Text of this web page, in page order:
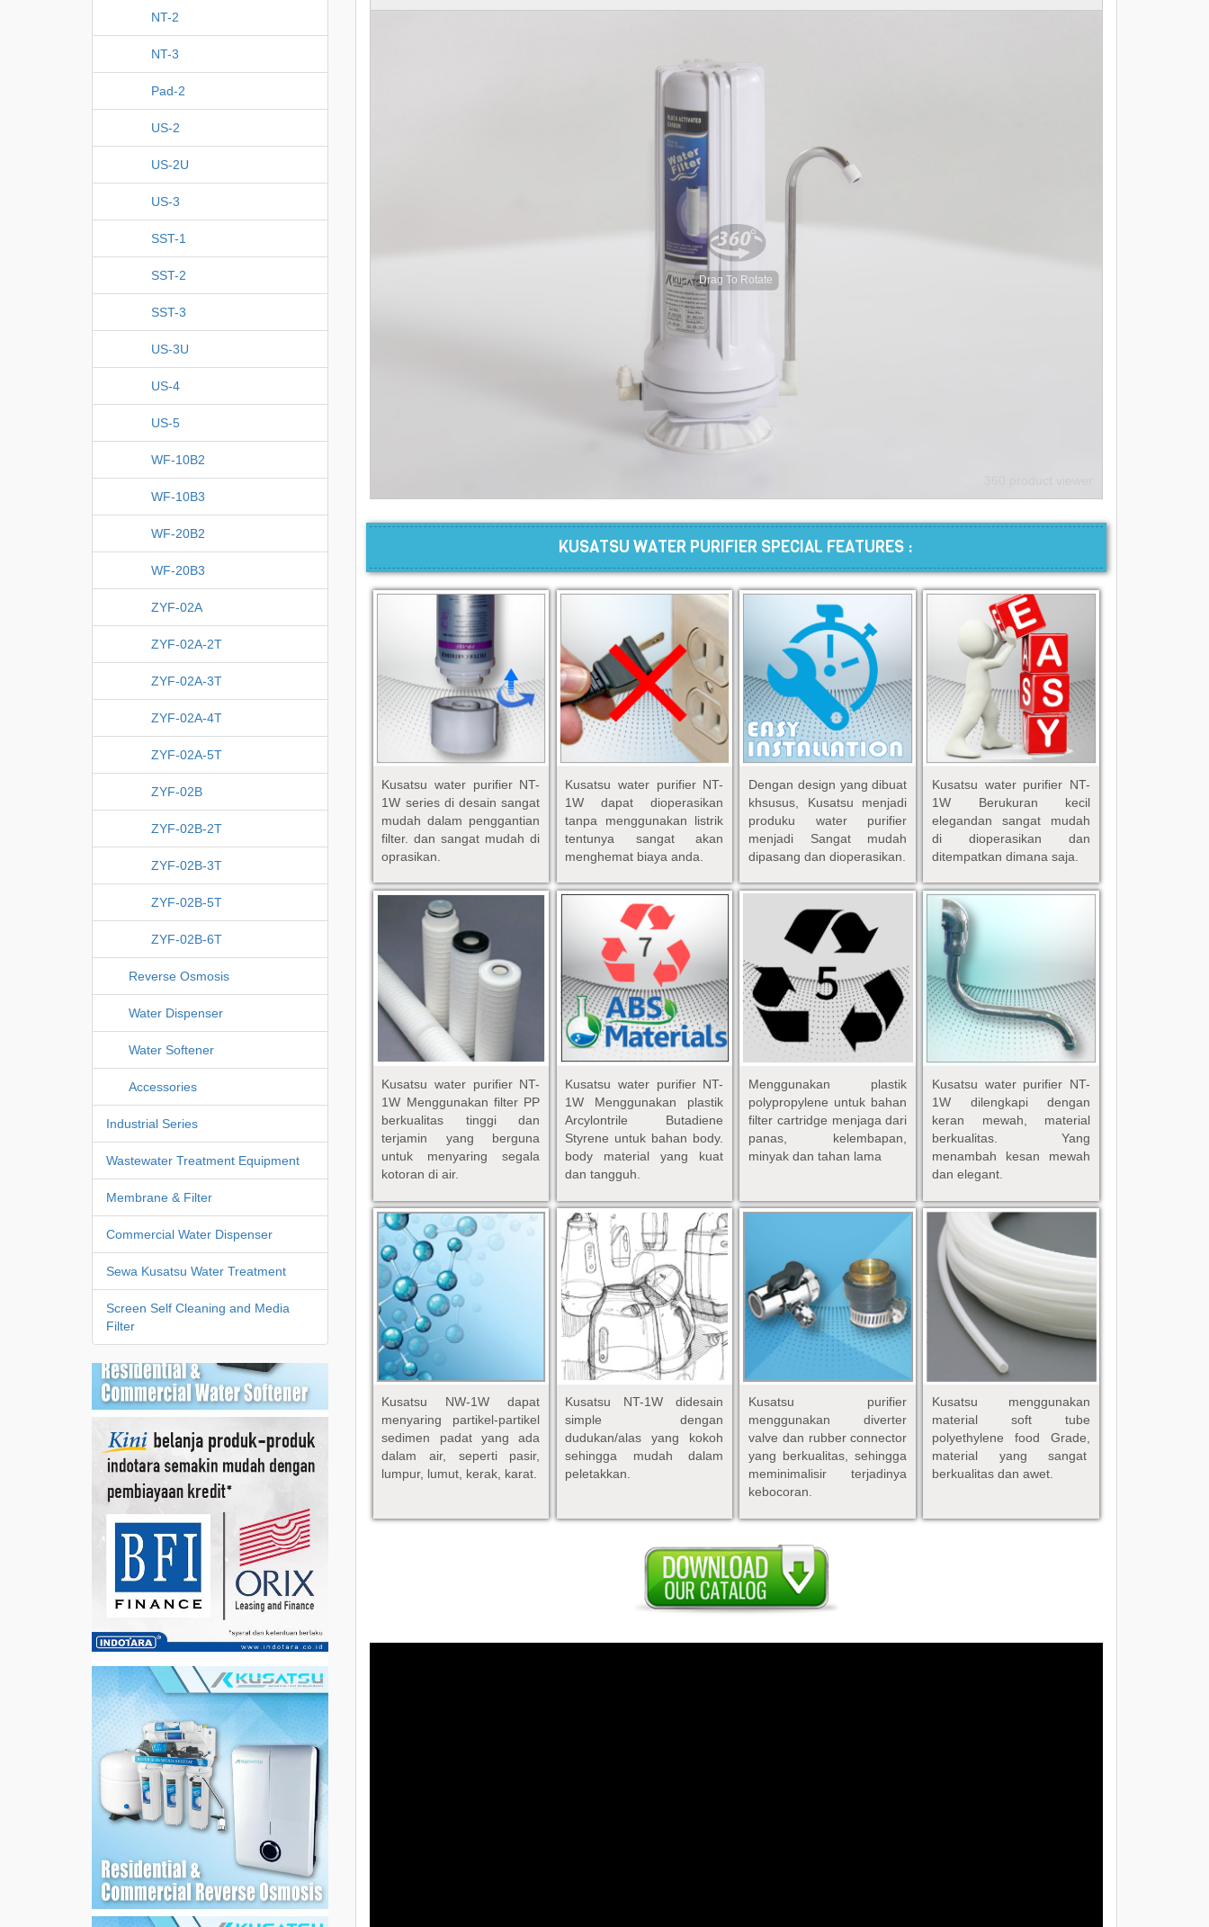
Drag To Rotate
KUSATSU WATER PURIFIER SPECIAL FEATURES :
Kusatsu water purifier NT-
1W series di desain sangat
mudah dalam penggantian
filter. dan sangat mudah di
oprasikan.
Kusatsu water purifier NT-
1W dapat dioperasikan
tanpa menggunakan listrik
tentunya sangat akan
menghemat biaya anda.
Dengan design yang dibuat
khsusus, Kusatsu menjadi
produku water purifier
menjadi Sangat mudah
dipasang dan dioperasikan.
Kusatsu water purifier NT-
1W Berukuran kecil
elegandan sangat mudah
di dioperasikan dan
ditempatkan dimana saja.
Kusatsu water purifier NT-
1W Menggunakan filter PP
berkualitas tinggi dan
terjamin yang berguna
untuk menyaring segala
kotoran di air.
Kusatsu water purifier NT-
1W Menggunakan plastik
Arcylontrile Butadiene
Styrene untuk bahan body.
body material yang kuat
dan tangguh.
Menggunakan plastik
polypropylene untuk bahan
filter cartridge menjaga dari
panas, kelembapan,
minyak dan tahan lama
Kusatsu water purifier NT-
1W dilengkapi dengan
keran mewah, material
berkualitas. Yang
menambah kesan mewah
dan elegant.
Kusatsu NW-1W dapat
menyaring partikel-partikel
sedimen padat yang ada
dalam air, seperti pasir,
lumpur, lumut, kerak, karat.
Kusatsu NT-1W didesain
simple dengan
dudukan/alas yang kokoh
sehingga mudah dalam
peletakkan.
Kusatsu purifier
menggunakan diverter
valve dan rubber connector
yang berkualitas, sehingga
meminimalisir terjadinya
kebocoran.
Kusatsu menggunakan
material soft tube
polyethylene food Grade,
material yang sangat
berkualitas dan awet.
NT-2
NT-3
Pad-2
US-2
US-2U
US-3
SST-1
SST-2
SST-3
US-3U
US-4
US-5
WF-10B2
WF-10B3
WF-20B2
WF-20B3
ZYF-02A
ZYF-02A-2T
ZYF-02A-3T
ZYF-02A-4T
ZYF-02A-5T
ZYF-02B
ZYF-02B-2T
ZYF-02B-3T
ZYF-02B-5T
ZYF-02B-6T
Reverse Osmosis
Water Dispenser
Water Softener
Accessories
Industrial Series
Wastewater Treatment Equipment
Membrane & Filter
Commercial Water Dispenser
Sewa Kusatsu Water Treatment
Screen Self Cleaning and Media
Filter